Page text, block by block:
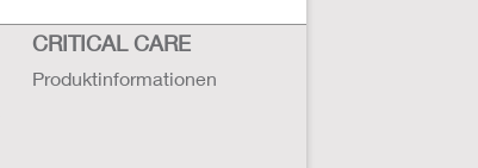
CRITICAL CARE
Produktinformationen